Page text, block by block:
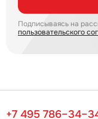
Подписываясь на
пользовательского
+7 495